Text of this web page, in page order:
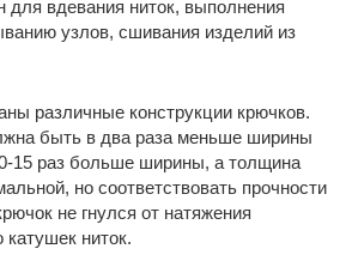
для вдевания ниток, выполнения
узлов, сшивания изделий из
различные конструкции крючков.
быть в два раза меньше ширины
15 раз больше ширины, а толщина
но соответствовать прочности
не гнулся от натяжения
катушек ниток.